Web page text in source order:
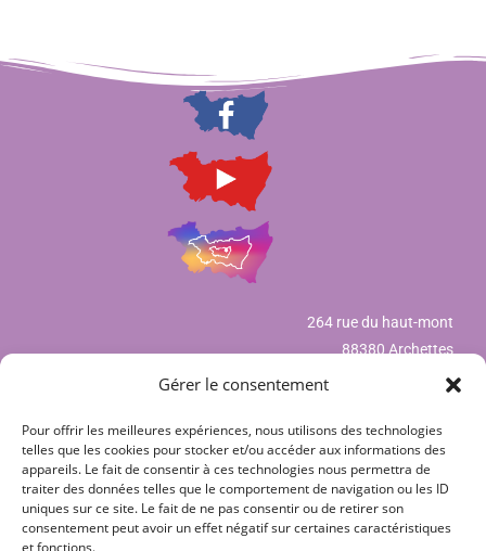
Gérer le consentement
Pour offrir les meilleures expériences, nous utilisons des technologies
telles que les cookies pour stocker et/ou accéder aux informations des
appareils. Le fait de consentir à ces technologies nous permettra de
traiter des données telles que le comportement de navigation ou les ID
uniques sur ce site. Le fait de ne pas consentir ou de retirer son
consentement peut avoir un effet négatif sur certaines caractéristiques
et fonctions.
264 rue du haut-mont
88380 Archettes
Mentions légales
Déclaration de confidentialité (UE)
Politique de cookies (UE)